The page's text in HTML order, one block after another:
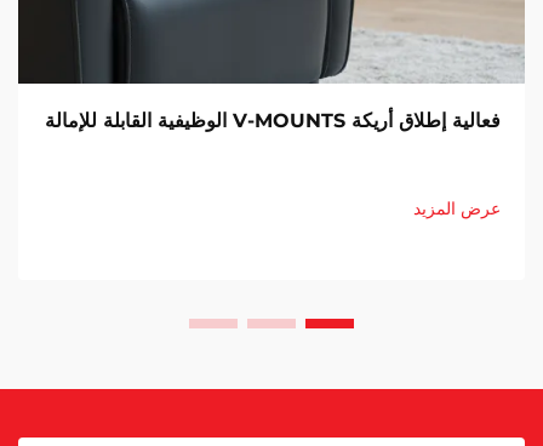
فعالية إطلاق أريكة V-MOUNTS الوظيفية القابلة للإمالة
عرض المزيد